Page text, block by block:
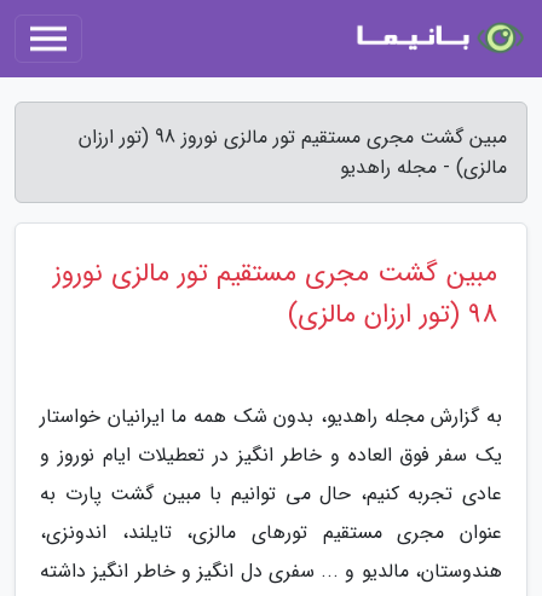
مبین گشت مجری مستقیم تور مالزی نوروز 98 (تور ارزان
مالزی) - مجله راهدیو
مبین گشت مجری مستقیم تور مالزی نوروز
98 (تور ارزان مالزی)
به گزارش مجله راهدیو، بدون شک همه ما ایرانیان خواستار
یک سفر فوق العاده و خاطر انگیز در تعطیلات ایام نوروز و
عادی تجربه کنیم، حال می توانیم با مبین گشت پارت به
عنوان مجری مستقیم تورهای مالزی، تایلند، اندونزی،
هندوستان، مالدیو و ... سفری دل انگیز و خاطر انگیز داشته